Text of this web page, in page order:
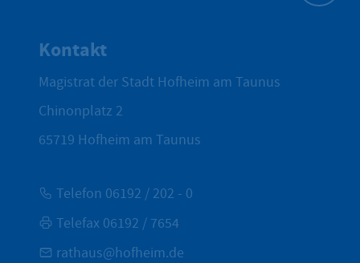
Kontakt
Magistrat der Stadt Hofheim am Taunus
Chinonplatz 2
65719 Hofheim am Taunus
Telefon 06192 / 202 - 0
Telefax 06192 / 7654
rathaus@hofheim.de